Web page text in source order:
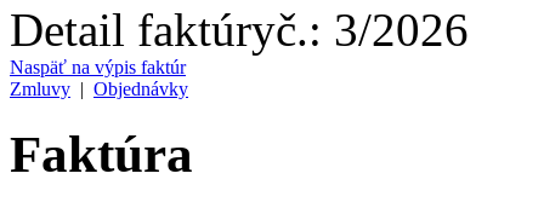
Detail faktúryč.: 3/2026
Naspäť na výpis faktúr
Zmluvy | Objednávky
Faktúra